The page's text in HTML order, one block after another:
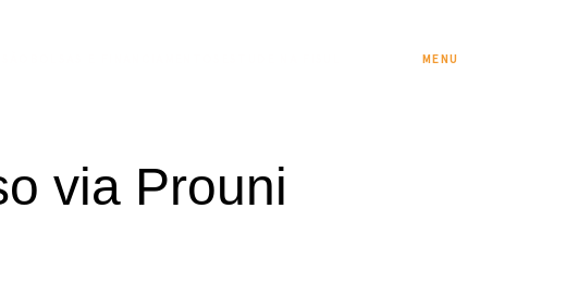
MENU
via Prouni